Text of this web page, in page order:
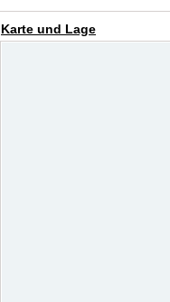
Karte und Lage